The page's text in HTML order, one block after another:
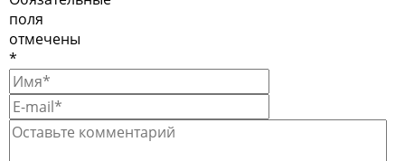
поля
отмечены
*